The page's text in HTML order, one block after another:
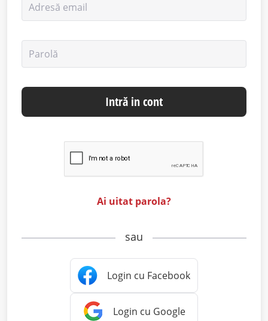
Adresă email
Parolă
Intră in cont
Ai uitat parola?
sau